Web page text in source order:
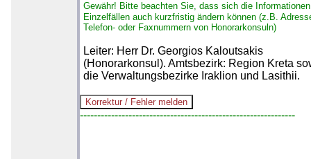
Gewähr! Bitte beachten Sie, dass sich die
Einzelfällen auch kurzfristig ändern können (z.B.
Telefon- oder Faxnummern von Honorarkonsuln)
Leiter: Herr Dr. Georgios Kaloutsakis
(Honorarkonsul). Amtsbezirk: Region Kreta
die Verwaltungsbezirke Iraklion und Lasithii.
--------------------------------------------------------------